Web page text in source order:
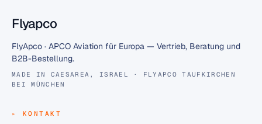
Flyapco
FlyApco · APCO Aviation für Europa — Vertrieb, Beratung und
B2B-Bestellung.
MADE IN CAESAREA, ISRAEL · FLYAPCO TAUFKIRCHEN
BEI MÜNCHEN
KONTAKT